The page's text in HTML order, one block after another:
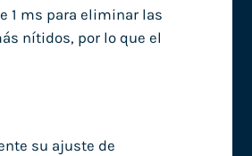
1 ms para eliminar las
nítidos, por lo que el
su ajuste de